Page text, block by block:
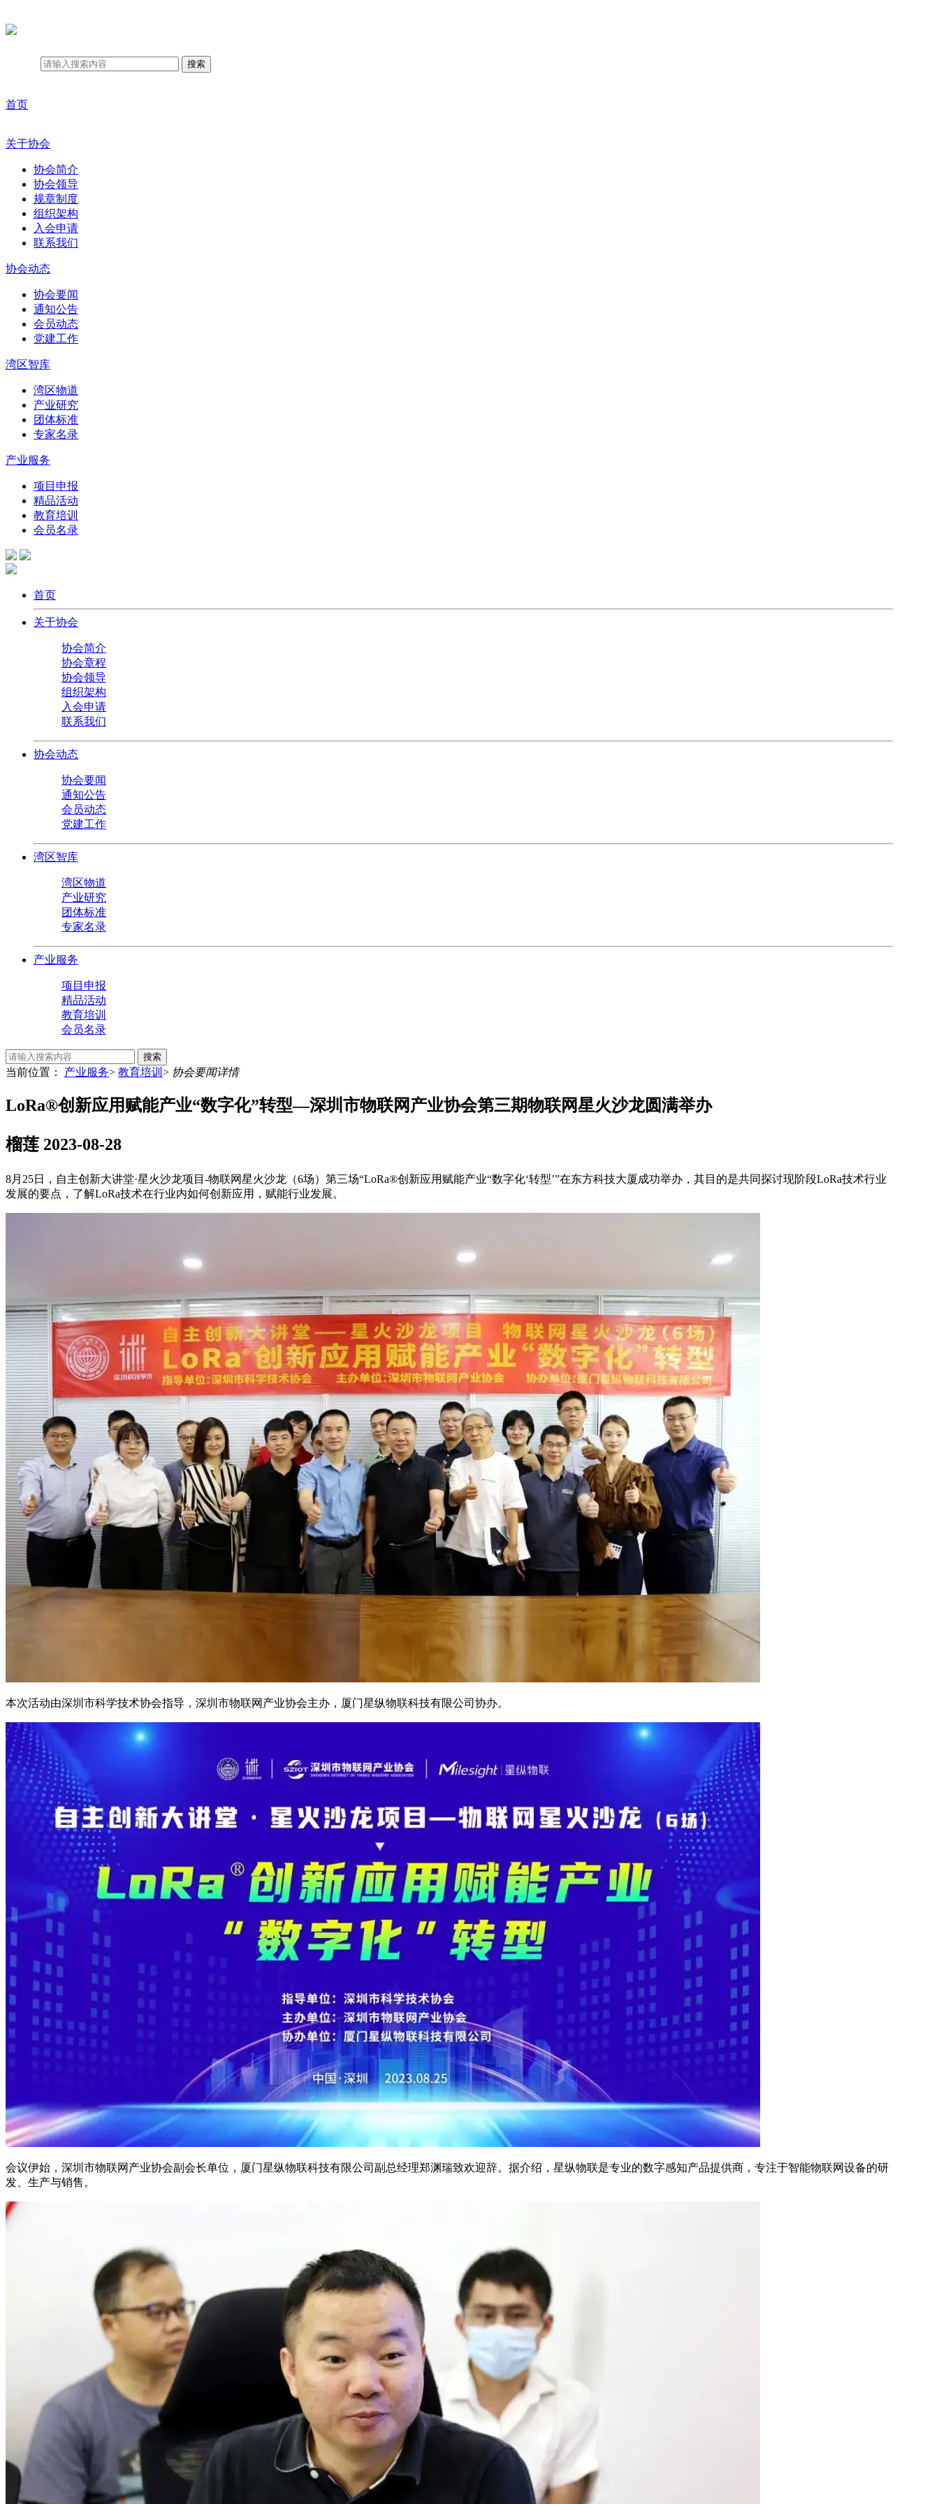
搜索
首页
关于协会
协会简介
协会领导
规章制度
组织架构
入会申请
联系我们
协会动态
协会要闻
通知公告
会员动态
党建工作
湾区智库
湾区物道
产业研究
团体标准
专家名录
产业服务
项目申报
精品活动
教育培训
会员名录
首页
关于协会
协会简介
协会章程
协会领导
组织架构
入会申请
联系我们
协会动态
协会要闻
通知公告
会员动态
党建工作
湾区智库
湾区物道
产业研究
团体标准
专家名录
产业服务
项目申报
精品活动
教育培训
会员名录
搜索
当前位置： 产业服务> 教育培训 > 协会要闻详情
LoRa®创新应用赋能产业“数字化”转型—深圳市物联网产业协会第三期物联网星火沙龙圆满举办
榴莲 2023-08-28
8月25日，自主创新大讲堂·星火沙龙项目-物联网星火沙龙（6场）第三场“LoRa®创新应用赋能产业“数字化‘转型’”在东方科技大厦成功举办，其目的是共同探讨现阶段LoRa技术行业
发展的要点，了解LoRa技术在行业内如何创新应用，赋能行业发展。
本次活动由深圳市科学技术协会指导，深圳市物联网产业协会主办，厦门星纵物联科技有限公司协办。
会议伊始，深圳市物联网产业协会副会长单位，厦门星纵物联科技有限公司副总经理郑渊瑞致欢迎辞。据介绍，星纵物联是专业的数字感知产品提供商，专注于智能物联网设备的研
发、生产与销售。